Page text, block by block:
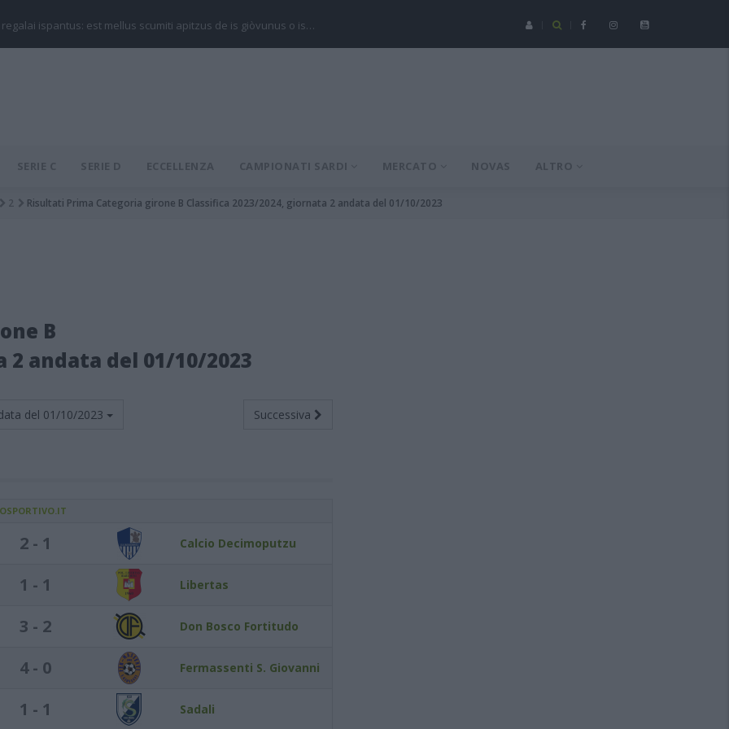
regalai ispantus: est mellus scumiti apitzus de is giòvunus o is… Serie C - Coppa Italia: Spezia-Torres posticipata a domenica 16
SERIE C SERIE D ECCELLENZA CAMPIONATI SARDI MERCATO NOVAS ALTRO
2 Risultati Prima Categoria girone B Classifica 2023/2024, giornata 2 andata del 01/10/2023
B
2 andata del 01/10/2023
del 01/10/2023 Successiva
2 - 1 Calcio Decimoputzu
1 - 1 Libertas
3 - 2 Don Bosco Fortitudo
4 - 0 Fermassenti S. Giovanni
1 - 1 Sadali